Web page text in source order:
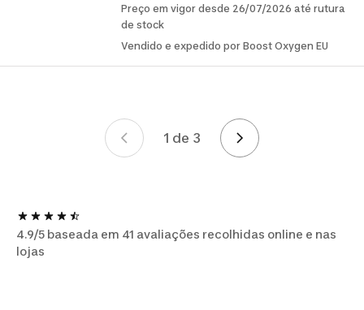
Preço em vigor desde 26/07/2026 até rutura
de stock
Vendido e expedido por Boost Oxygen EU
1 de 3Paginação
4.9/5 baseada em 41 avaliações recolhidas online e nas
lojas